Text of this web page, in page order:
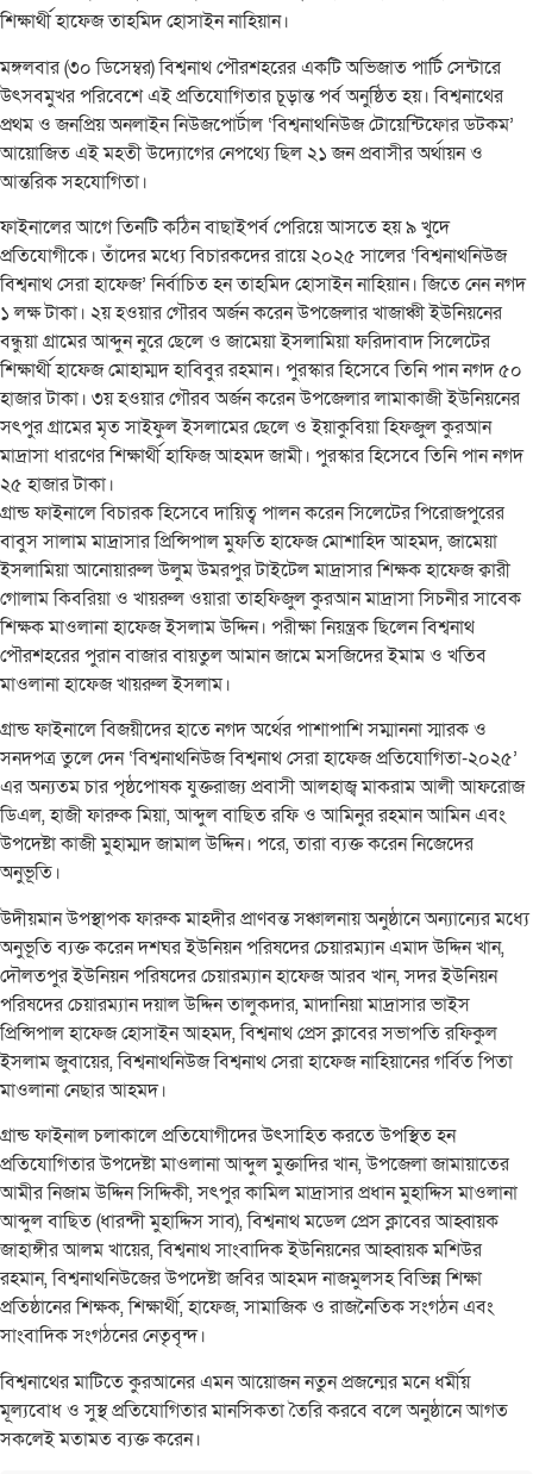
শিক্ষার্থী হাফেজ তাহমিদ হোসাইন নাহিয়ান।
মঙ্গলবার (৩০ ডিসেম্বর) বিশ্বনাথ পৌরশহরের একটি অভিজাত পার্টি সেন্টারে
উৎসবমুখর পরিবেশে এই প্রতিযোগিতার চূড়ান্ত পর্ব অনুষ্ঠিত হয়। বিশ্বনাথের
প্রথম ও জনপ্রিয় অনলাইন নিউজপোর্টাল ‘বিশ্বনাথনিউজ টোয়েন্টিফোর ডটকম’
আয়োজিত এই মহতী উদ্যোগের নেপথ্যে ছিল ২১ জন প্রবাসীর অর্থায়ন ও
আন্তরিক সহযোগিতা।
ফাইনালের আগে তিনটি কঠিন বাছাইপর্ব পেরিয়ে আসতে হয় ৯ খুদে
প্রতিযোগীকে। তাঁদের মধ্যে বিচারকদের রায়ে ২০২৫ সালের ‘বিশ্বনাথনিউজ
বিশ্বনাথ সেরা হাফেজ’ নির্বাচিত হন তাহমিদ হোসাইন নাহিয়ান। জিতে নেন নগদ
১ লক্ষ টাকা। ২য় হওয়ার গৌরব অর্জন করেন উপজেলার খাজাঞ্চী ইউনিয়নের
বন্ধুয়া গ্রামের আব্দুন নুরে ছেলে ও জামেয়া ইসলামিয়া ফরিদাবাদ সিলেটের
শিক্ষার্থী হাফেজ মোহাম্মদ হাবিবুর রহমান। পুরস্কার হিসেবে তিনি পান নগদ ৫০
হাজার টাকা। ৩য় হওয়ার গৌরব অর্জন করেন উপজেলার লামাকাজী ইউনিয়নের
সৎপুর গ্রামের মৃত সাইফুল ইসলামের ছেলে ও ইয়াকুবিয়া হিফজুল কুরআন
মাদ্রাসা ধারণের শিক্ষার্থী হাফিজ আহমদ জামী। পুরস্কার হিসেবে তিনি পান নগদ
২৫ হাজার টাকা।
গ্রান্ড ফাইনালে বিচারক হিসেবে দায়িত্ব পালন করেন সিলেটের পিরোজপুরের
বাবুস সালাম মাদ্রাসার প্রিন্সিপাল মুফতি হাফেজ মোশাহিদ আহমদ, জামেয়া
ইসলামিয়া আনোয়ারুল উলুম উমরপুর টাইটেল মাদ্রাসার শিক্ষক হাফেজ ক্বারী
গোলাম কিবরিয়া ও খায়রুল ওয়ারা তাহফিজুল কুরআন মাদ্রাসা সিচনীর সাবেক
শিক্ষক মাওলানা হাফেজ ইসলাম উদ্দিন। পরীক্ষা নিয়ন্ত্রক ছিলেন বিশ্বনাথ
পৌরশহরের পুরান বাজার বায়তুল আমান জামে মসজিদের ইমাম ও খতিব
মাওলানা হাফেজ খায়রুল ইসলাম।
গ্রান্ড ফাইনালে বিজয়ীদের হাতে নগদ অর্থের পাশাপাশি সম্মাননা স্মারক ও
সনদপত্র তুলে দেন ‘বিশ্বনাথনিউজ বিশ্বনাথ সেরা হাফেজ প্রতিযোগিতা-২০২৫’
এর অন্যতম চার পৃষ্ঠপোষক যুক্তরাজ্য প্রবাসী আলহাজ্ব মাকরাম আলী আফরোজ
ডিএল, হাজী ফারুক মিয়া, আব্দুল বাছিত রফি ও আমিনুর রহমান আমিন এবং
উপদেষ্টা কাজী মুহাম্মদ জামাল উদ্দিন। পরে, তারা ব্যক্ত করেন নিজেদের
অনুভূতি।
উদীয়মান উপস্থাপক ফারুক মাহদীর প্রাণবন্ত সঞ্চালনায় অনুষ্ঠানে অন্যান্যের মধ্যে
অনুভূতি ব্যক্ত করেন দশঘর ইউনিয়ন পরিষদের চেয়ারম্যান এমাদ উদ্দিন খান,
দৌলতপুর ইউনিয়ন পরিষদের চেয়ারম্যান হাফেজ আরব খান, সদর ইউনিয়ন
পরিষদের চেয়ারম্যান দয়াল উদ্দিন তালুকদার, মাদানিয়া মাদ্রাসার ভাইস
প্রিন্সিপাল হাফেজ হোসাইন আহমদ, বিশ্বনাথ প্রেস ক্লাবের সভাপতি রফিকুল
ইসলাম জুবায়ের, বিশ্বনাথনিউজ বিশ্বনাথ সেরা হাফেজ নাহিয়ানের গর্বিত পিতা
মাওলানা নেছার আহমদ।
গ্রান্ড ফাইনাল চলাকালে প্রতিযোগীদের উৎসাহিত করতে উপস্থিত হন
প্রতিযোগিতার উপদেষ্টা মাওলানা আব্দুল মুক্তাদির খান, উপজেলা জামায়াতের
আমীর নিজাম উদ্দিন সিদ্দিকী, সৎপুর কামিল মাদ্রাসার প্রধান মুহাদ্দিস মাওলানা
আব্দুল বাছিত (ধারন্দী মুহাদ্দিস সাব), বিশ্বনাথ মডেল প্রেস ক্লাবের আহ্বায়ক
জাহাঙ্গীর আলম খায়ের, বিশ্বনাথ সাংবাদিক ইউনিয়নের আহ্বায়ক মশিউর
রহমান, বিশ্বনাথনিউজের উপদেষ্টা জবির আহমদ নাজমুলসহ বিভিন্ন শিক্ষা
প্রতিষ্ঠানের শিক্ষক, শিক্ষার্থী, হাফেজ, সামাজিক ও রাজনৈতিক সংগঠন এবং
সাংবাদিক সংগঠনের নেতৃবৃন্দ।
বিশ্বনাথের ​মাটিতে কুরআনের এমন আয়োজন নতুন প্রজন্মের মনে ধর্মীয়
মূল্যবোধ ও সুস্থ প্রতিযোগিতার মানসিকতা তৈরি করবে বলে অনুষ্ঠানে আগত
সকলেই মতামত ব্যক্ত করেন।